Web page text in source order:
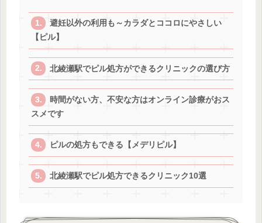
避妊以外の利用も～カラダとココロにやさしい
【ピル】
北綾瀬駅でピル処方ができるクリニックの選び方
時間がない方、不安な方はオンライン診療がおス
スメです
ピルの処方もできる【メデリピル】
北綾瀬駅でピル処方できるクリニック10選